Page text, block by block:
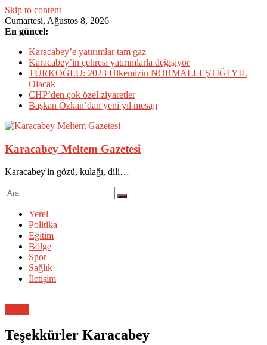
Skip to content
Cumartesi, Ağustos 8, 2026
En güncel:
Karacabey’e yatırımlar tam gaz
Karacabey’in çehresi yatırımlarla değişiyor
TÜRKOĞLU: 2023 Ülkemizin NORMALLEŞTİĞİ YIL
Olacak
CHP’den çok özel ziyaretler
Başkan Özkan’dan yeni yıl mesajı
Karacabey Meltem Gazetesi
Karacabey'in gözü, kulağı, dili…
Yerel
Politika
Eğitim
Bölge
Spor
Sağlık
İletişim
Teşekkürler Karacabey